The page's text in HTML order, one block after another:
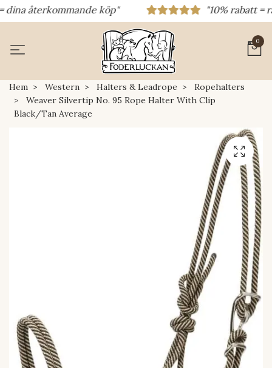
återkommande köp" "10% rabatt =
0
Hem Western Halters & Leadrope
Ropehalters
Weaver Silvertip No. 95 Rope Halter With Clip
Black/Tan Average